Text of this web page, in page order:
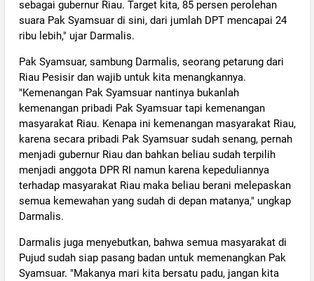
sebagai gubernur Riau. Target kita, 85 persen perolehan
suara Pak Syamsuar di sini, dari jumlah DPT mencapai 24
ribu lebih," ujar Darmalis.
Pak Syamsuar, sambung Darmalis, seorang petarung dari
Riau Pesisir dan wajib untuk kita menangkannya.
"Kemenangan Pak Syamsuar nantinya bukanlah
kemenangan pribadi Pak Syamsuar tapi kemenangan
masyarakat Riau. Kenapa ini kemenangan masyarakat Riau,
karena secara pribadi Pak Syamsuar sudah senang, pernah
menjadi gubernur Riau dan bahkan beliau sudah terpilih
menjadi anggota DPR RI namun karena kepeduliannya
terhadap masyarakat Riau maka beliau berani melepaskan
semua kemewahan yang sudah di depan matanya," ungkap
Darmalis.
Darmalis juga menyebutkan, bahwa semua masyarakat di
Pujud sudah siap pasang badan untuk memenangkan Pak
Syamsuar. "Makanya mari kita bersatu padu, jangan kita